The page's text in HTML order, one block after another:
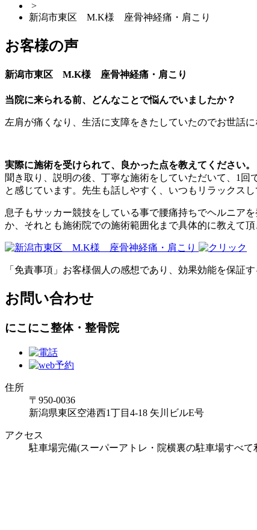
>
新潟市東区 M.K様 座骨神経痛・肩こり
お客様の声
新潟市東区 M.K様 座骨神経痛・肩こり
当院に来られる前、どんなことで悩んでいましたか？
左肩が痛くなり、生活に支障をきたしていたのでお世話に
実際に施術を受けられて、良かった点を教えてください。
聞き取り、説明の後、丁寧な施術をしていただいて、1
と感じています。先生も話しやすく、いつもリラックス
息子もサッカー競技をしている事で腰痛持ちでヘルニアを
か、それとも施術院での施術範囲化まで具体的に教えて
「免責事項」お客様個人の感想であり、効果効能を保証
お問い合わせ
にこにこ整体・整骨院
住所
〒950-0036
新潟県東区空港西1丁目4-18 矢川ビルE号
アクセス
駐車場完備(スーパーアトレ・院横裏の駐車場すべて